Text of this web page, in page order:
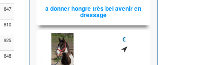
847
810
925
848
a donner hongre très bel avenir en
dressage
€